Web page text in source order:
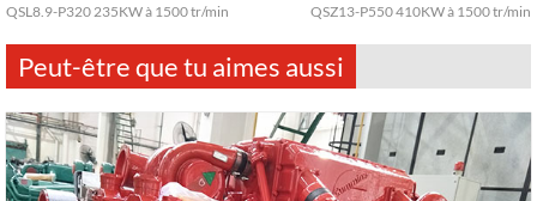
QSL8.9-P320 235KW à 1500 tr/min
QSZ13-P550 410KW à 1500 tr/min
Peut-être que tu aimes aussi